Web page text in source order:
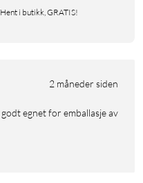
Hent i butikk, GRATIS!
2 måneder siden